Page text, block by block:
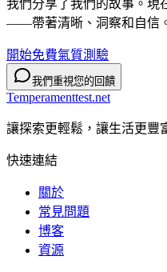
我們分享了我們的故事。現
——帶著清晰、洞察和自信
開始免費氣質測驗
我們重視您的回饋
Temperamenttest.net
讓探索更輕鬆，讓生活更豐
快速連結
關於
常見問題
博客
資源